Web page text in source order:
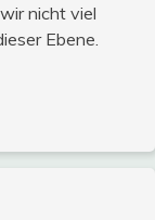
nicht viel
Ebene.